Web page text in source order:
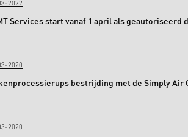
2022
Services start vanaf 1 april als
2020
bestrijding met de Simply Air
2020